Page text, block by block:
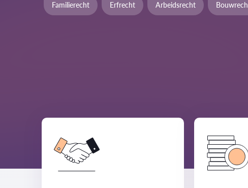
Familierecht Erfrecht Arbeidsrecht